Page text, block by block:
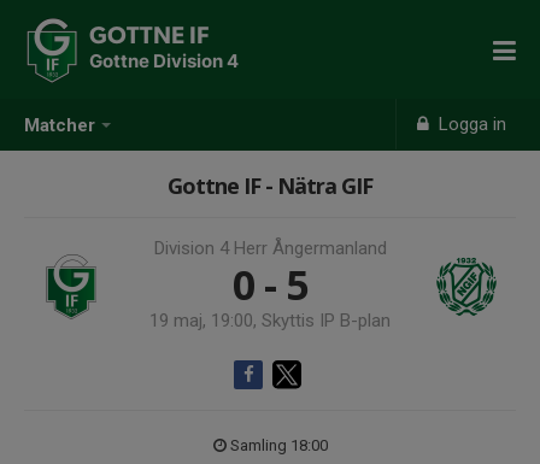
Matcher Logga in
GOTTNE IF
Gottne Division 4
Gottne IF - Nätra GIF
Division 4 Herr Ångermanland
0 - 5
19 maj, 19:00, Skyttis IP B-plan
Samling 18:00